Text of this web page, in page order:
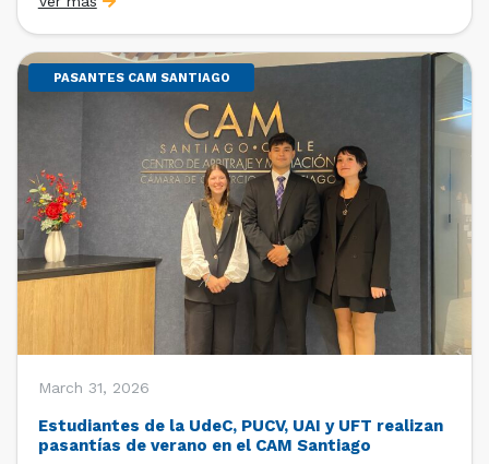
Universidad Católica de Chile y Magíster en Economía
de la Universidad de Chicago) y María Luisa Petitpas
[…]
PASANTES CAM SANTIAGO
March 31, 2026
Estudiantes de la UdeC, PUCV, UAI y UFT realizan
pasantías de verano en el CAM Santiago